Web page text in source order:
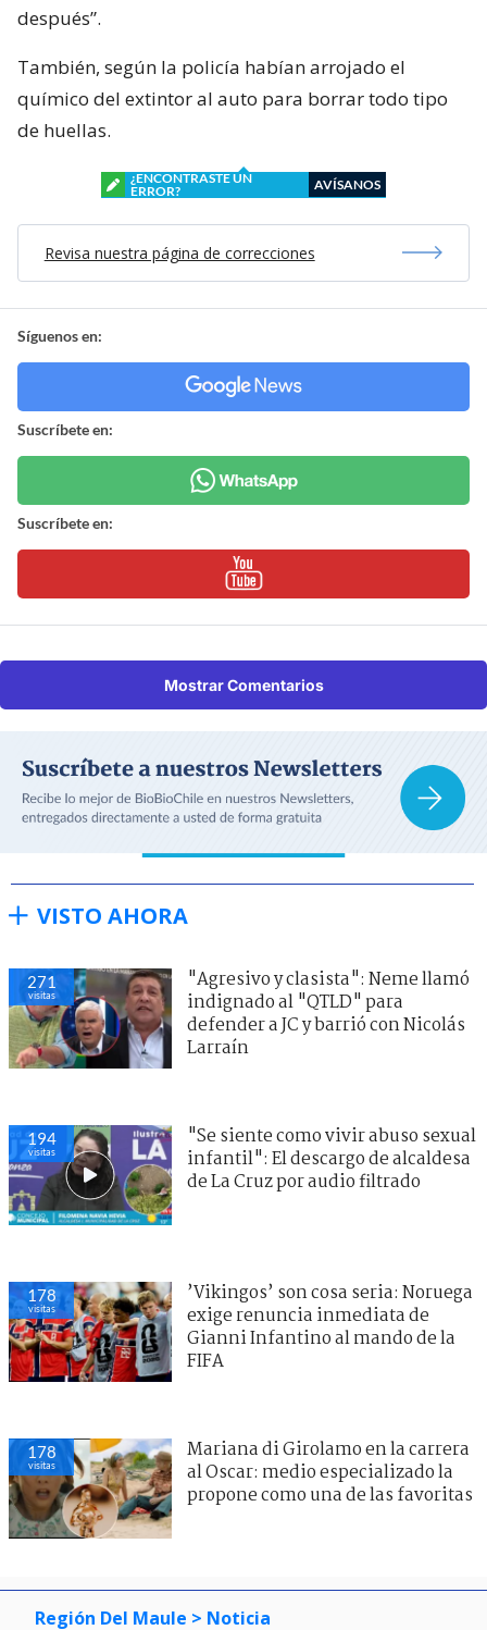
después”.
También, según la policía habían arrojado el
químico del extintor al auto para borrar todo tipo
de huellas.
¿ENCONTRASTE UN
ERROR?
AVÍSANOS
Revisa nuestra página de correcciones
Síguenos en:
Suscríbete en:
Suscríbete en:
Mostrar Comentarios
VISTO AHORA
271
visitas
"Agresivo y clasista": Neme llamó
indignado al "QTLD" para
defender a JC y barrió con Nicolás
Larraín
194
visitas
"Se siente como vivir abuso sexual
infantil": El descargo de alcaldesa
de La Cruz por audio filtrado
178
visitas
’Vikingos’ son cosa seria: Noruega
exige renuncia inmediata de
Gianni Infantino al mando de la
FIFA
178
visitas
Mariana di Girolamo en la carrera
al Oscar: medio especializado la
propone como una de las favoritas
Región Del Maule > Noticia